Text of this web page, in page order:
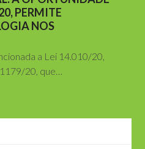
PERMITE
NOS
a Lei 14.010/20,
20, que…